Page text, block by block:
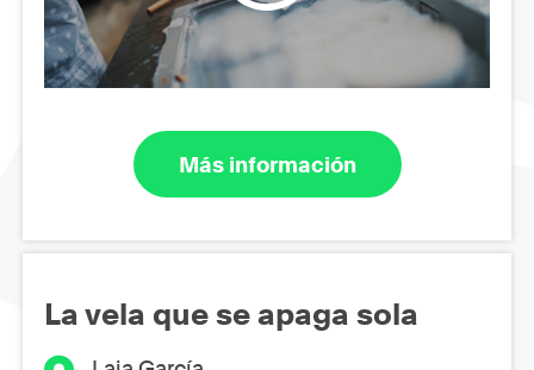
Más información
La vela que se apaga sola